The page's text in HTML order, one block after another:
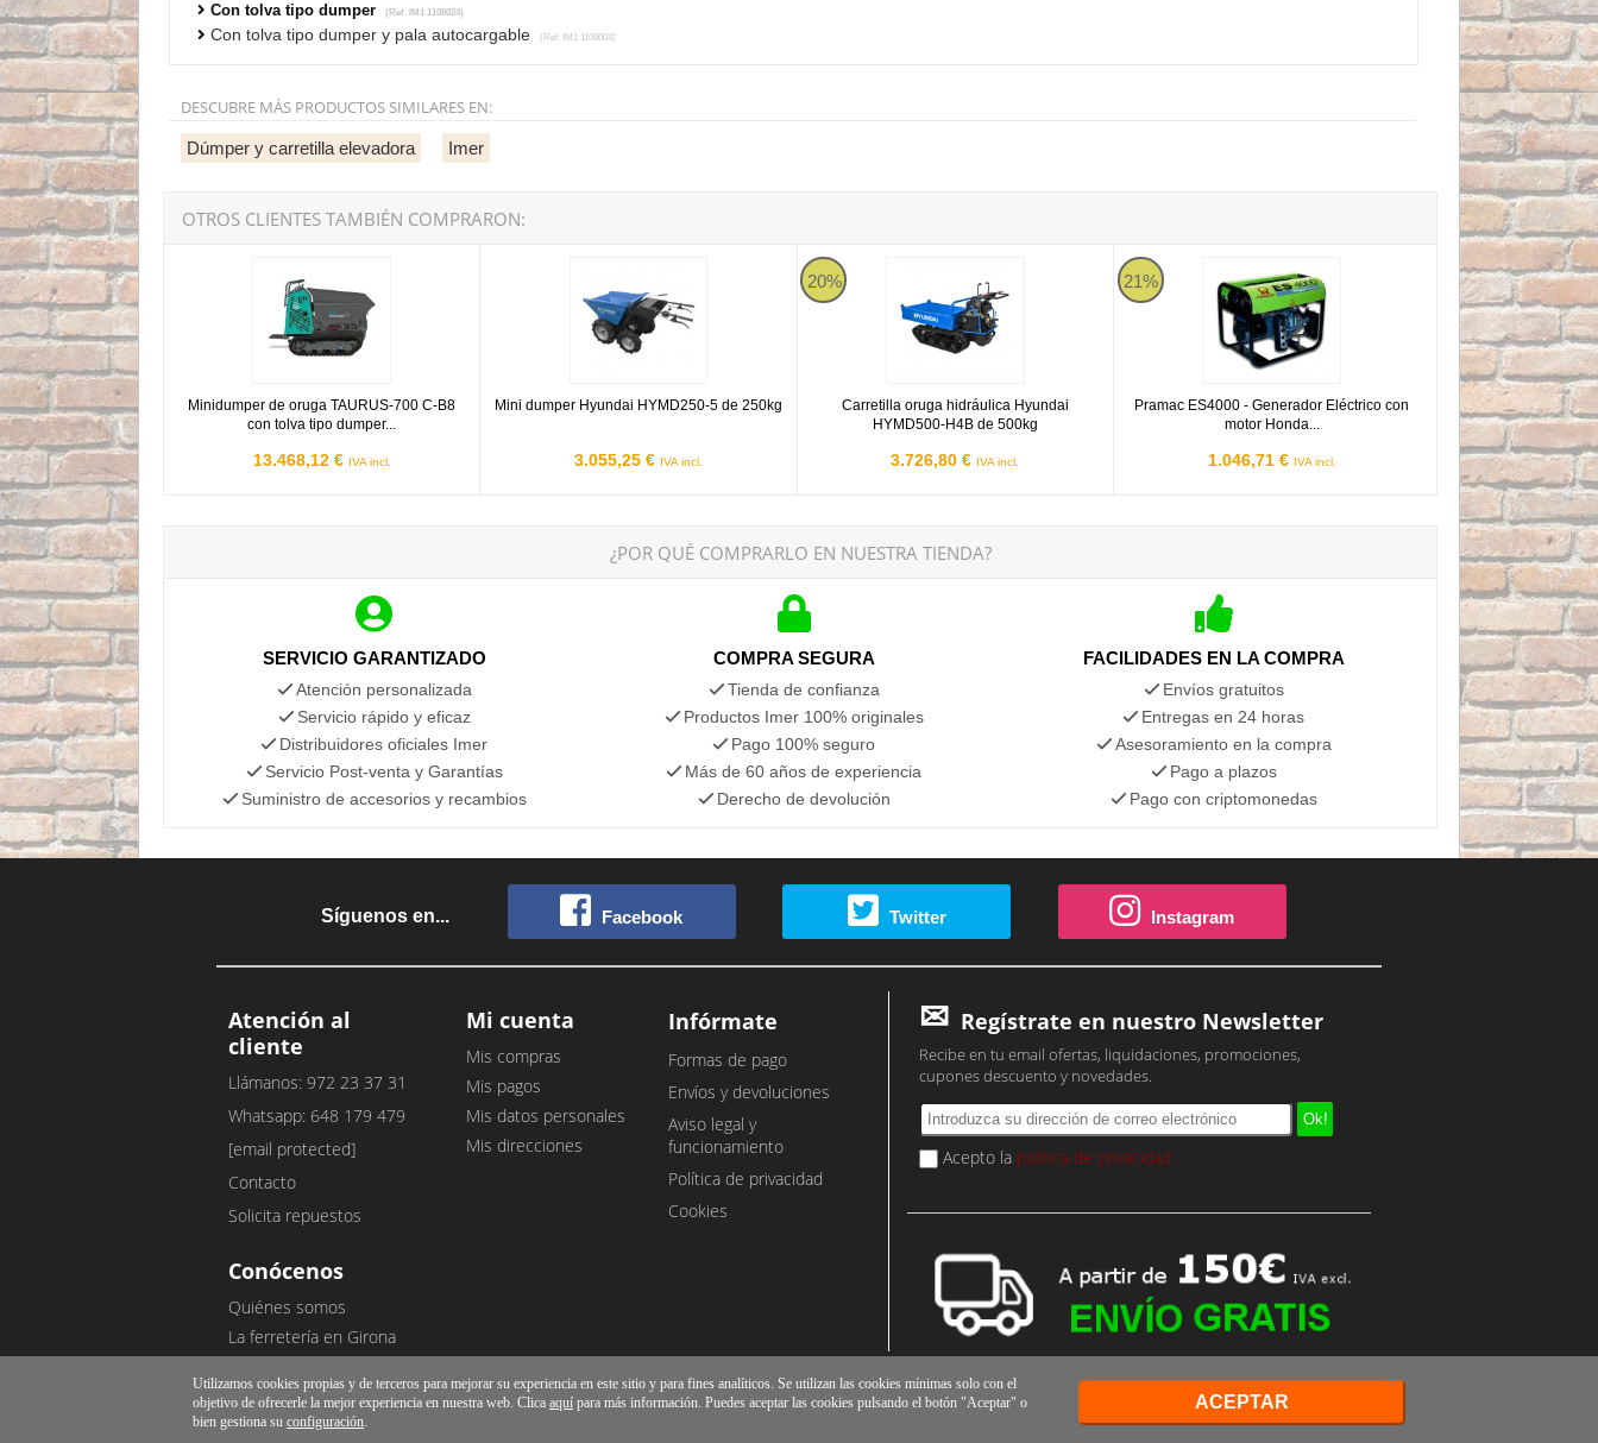
Con tolva tipo dumper (Ref. IM1 1108024)
Con tolva tipo dumper y pala autocargable (Ref. IM1 1108004)
DESCUBRE MÁS PRODUCTOS SIMILARES EN:
Dúmper y carretilla elevadora Imer
OTROS CLIENTES TAMBIÉN COMPRARON:
Minidumper de oruga TAURUS-700 C-B8
con tolva tipo dumper...
13.468,12 € IVA incl.
Minidumper de oruga TAURUS-700 C-B8 con tolva tipo dumper Honda GX-270 700kg
Mini dumper Hyundai HYMD250-5 de 250kg
3.055,25 € IVA incl.
Mini dumper Hyundai HYMD250-5 de 250kg
20%
Carretilla oruga hidráulica Hyundai
HYMD500-H4B de 500kg
3.726,80 € IVA incl.
Carretilla oruga hidráulica Hyundai HYMD500-H4B de 500kg
21%
Pramac ES4000 - Generador Eléctrico con
motor Honda...
1.046,71 € IVA incl.
Pramac ES4000 - Generador Eléctrico con motor Honda
¿POR QUÉ COMPRARLO EN NUESTRA TIENDA?
SERVICIO GARANTIZADO
Atención personalizada
Servicio rápido y eficaz
Distribuidores oficiales Imer
Servicio Post-venta y Garantías
Suministro de accesorios y recambios
COMPRA SEGURA
Tienda de confianza
Productos Imer 100% originales
Pago 100% seguro
Más de 60 años de experiencia
Derecho de devolución
FACILIDADES EN LA COMPRA
Envíos gratuitos
Entregas en 24 horas
Asesoramiento en la compra
Pago a plazos
Pago con criptomonedas
Síguenos en... Facebook Twitter Instagram
Atención al
cliente
Llámanos: 972 23 37 31
Whatsapp: 648 179 479
[email protected]
Contacto
Solicita repuestos
Conócenos
Quiénes somos
La ferretería en Girona
Opiniones de clientes
Mi cuenta
Mis compras
Mis pagos
Mis datos personales
Mis direcciones
Infórmate
Formas de pago
Envíos y devoluciones
Aviso legal y
funcionamiento
Política de privacidad
Cookies
Regístrate en nuestro Newsletter
Recibe en tu email ofertas, liquidaciones, promociones,
cupones descuento y novedades.
Acepto la política de privacidad
Utilizamos cookies propias y de terceros para mejorar su experiencia en este sitio y para fines analíticos. Se utilizan las cookies mínimas solo con el
objetivo de ofrecerle la mejor experiencia en nuestra web. Clica aquípara más información. Puedes aceptar las cookies pulsando el botón "Aceptar" o
bien gestiona su configuración.
ACEPTAR